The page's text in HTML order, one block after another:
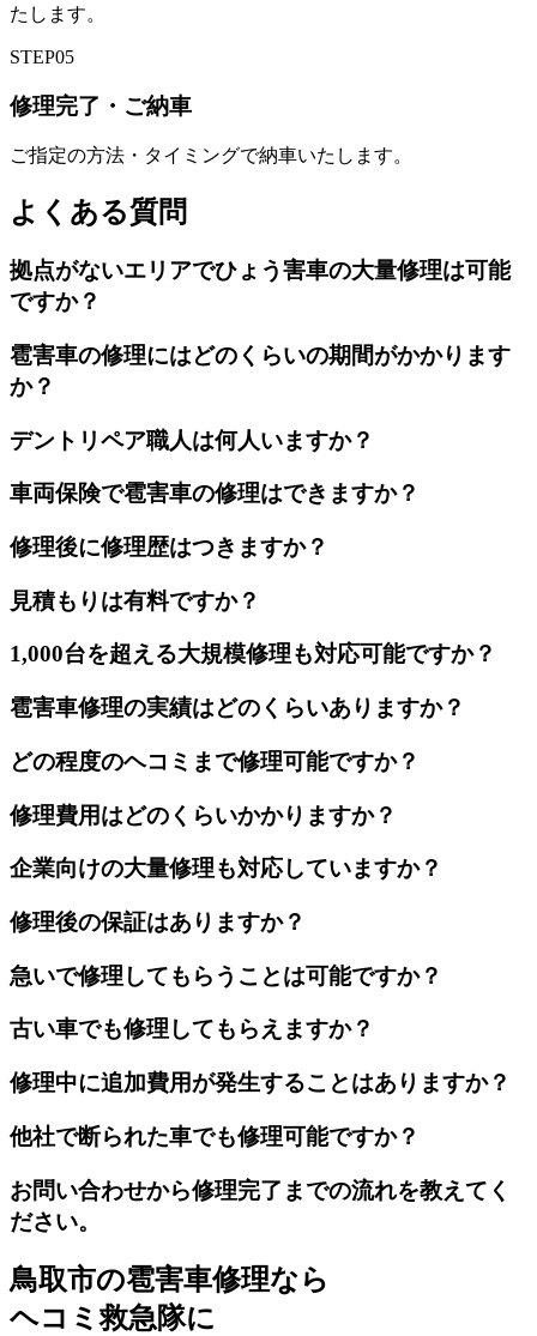
たします。
STEP05
修理完了・ご納車
ご指定の方法・タイミングで納車いたします。
よくある質問
拠点がないエリアでひょう害車の大量修理は可能
ですか？
雹害車の修理にはどのくらいの期間がかかります
か？
デントリペア職人は何人いますか？
車両保険で雹害車の修理はできますか？
修理後に修理歴はつきますか？
見積もりは有料ですか？
1,000台を超える大規模修理も対応可能ですか？
雹害車修理の実績はどのくらいありますか？
どの程度のヘコミまで修理可能ですか？
修理費用はどのくらいかかりますか？
企業向けの大量修理も対応していますか？
修理後の保証はありますか？
急いで修理してもらうことは可能ですか？
古い車でも修理してもらえますか？
修理中に追加費用が発生することはありますか？
他社で断られた車でも修理可能ですか？
お問い合わせから修理完了までの流れを教えてく
ださい。
鳥取市の雹害車修理なら
ヘコミ救急隊に